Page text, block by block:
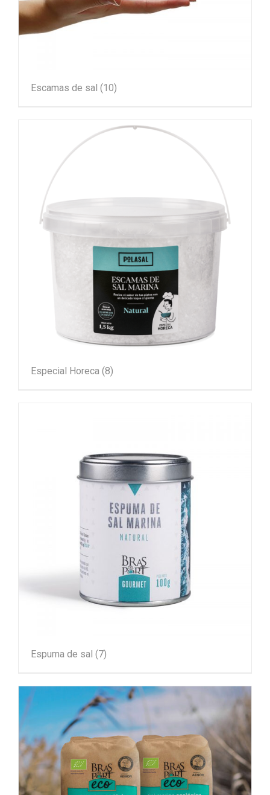
Escamas de sal (10)
Especial Horeca (8)
Espuma de sal (7)